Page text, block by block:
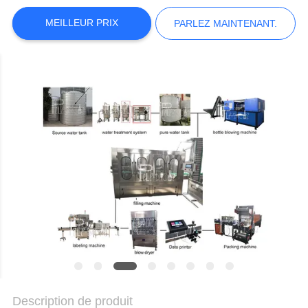
DU
SITE
CONFIDENTIALITÉ
MEILLEUR PRIX PARLEZ MAINTENANT.
Description de produit